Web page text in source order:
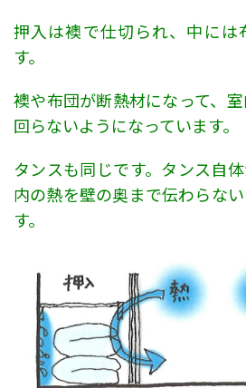
押入は襖で仕切られ、中には
す。
襖や布団が断熱材になって、
回らないようになっています。
タンスも同じです。タンス自
内の熱を壁の奥まで伝わらな
す。